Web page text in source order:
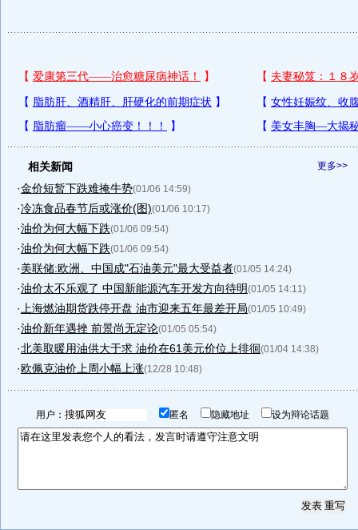
更多>>
相关新闻
·金价短暂下跌难掩牛势(01/06 14:59)
·冷冻食品春节后或涨价(图)(01/06 10:17)
·油价为何大幅下跌(01/06 09:54)
·油价为何大幅下跌(01/06 09:54)
·美联储:欧洲、中国成"石油美元"最大受益者(01/05 14:24)
·油价太不乐观了 中国新能源汽车开发方向待明(01/05 14:11)
· 上海燃油期货跌停开盘 油市迎来五年最差开局(01/05 10:49)
·油价新年遇挫 前景尚无定论(01/05 05:54)
·北美取暖用油供大于求 油价在61美元价位上徘徊(01/04 14:38)
·欧佩克油价上周小幅上涨(12/28 10:48)
用户： 匿名 隐藏地址 设为辩论话题